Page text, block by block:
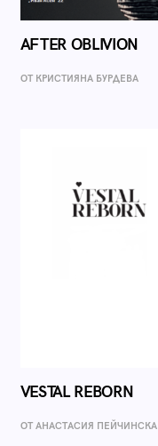
AFTER OBLIVION
ОТ КРИСТИЯНА БУРДЕВА
VESTAL REBORN
ОТ AНАСТАСИЯ ПЕЙЧИНСКА